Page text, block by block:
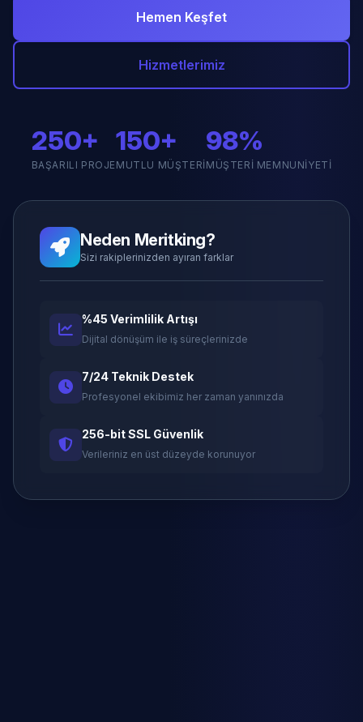
Hemen Keşfet
Hizmetlerimiz
250+
BAŞARILI PROJE
150+
MUTLU MÜŞTERI
98%
MÜŞTERI MEMNUNIYETI
Neden Meritking?
Sizi rakiplerinizden ayıran farklar
%45 Verimlilik Artışı
Dijital dönüşüm ile iş süreçlerinizde
7/24 Teknik Destek
Profesyonel ekibimiz her zaman yanınızda
256-bit SSL Güvenlik
Verileriniz en üst düzeyde korunuyor